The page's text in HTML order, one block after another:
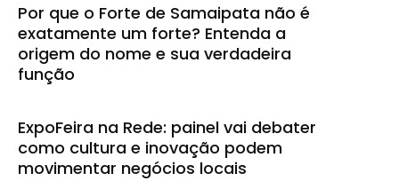
Por que o Forte de Samaipata não é
exatamente um forte? Entenda a
origem do nome e sua verdadeira
função
ExpoFeira na Rede: painel vai debater
como cultura e inovação podem
movimentar negócios locais